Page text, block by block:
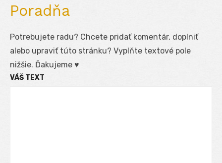
Poradňa
Potrebujete radu? Chcete pridať komentár, doplniť
alebo upraviť túto stránku? Vyplňte textové pole
nižšie. Ďakujeme ♥
VÁŠ TEXT